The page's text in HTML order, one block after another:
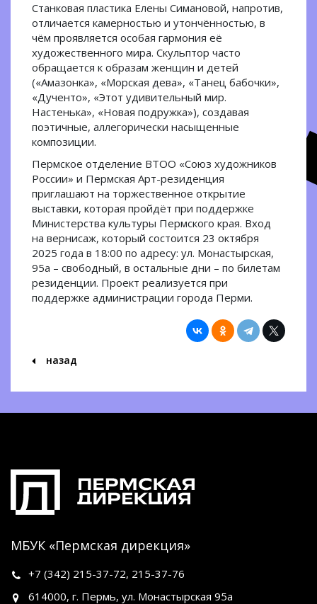
Станковая пластика Елены Симановой, напротив,
отличается камерностью и утончённостью, в
чём проявляется особая гармония её
художественного мира. Скульптор часто
обращается к образам женщин и детей
(«Амазонка», «Морская дева», «Танец бабочки»,
«Дученто», «Этот удивительный мир.
Настенька», «Новая подружка»), создавая
поэтичные, аллегорически насыщенные
композиции.
Пермское отделение ВТОО «Союз художников
России» и Пермская Арт-резиденция
приглашают на торжественное открытие
выставки, которая пройдёт при поддержке
Министерства культуры Пермского края. Вход
на вернисаж, который состоится 23 октября
2025 года в 18:00 по адресу: ул. Монастырская,
95а – свободный, в остальные дни – по билетам
резиденции. Проект реализуется при
поддержке администрации города Перми.
назад
МБУК «Пермская дирекция»
+7 (342) 215-37-72, 215-37-76
614000, г. Пермь, ул. Монастырская 95а